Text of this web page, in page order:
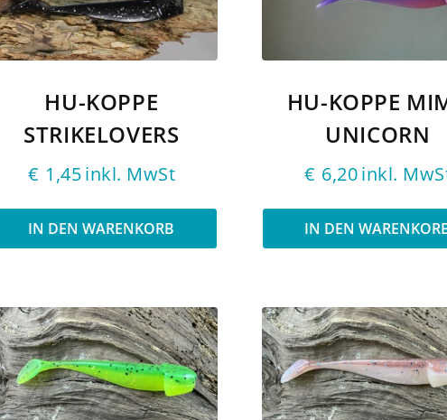
HU-KOPPE
STRIKELOVERS
€ 1,45inkl. MwSt
IN DEN WARENKORB
HU-KOPPE
UNICORN
€ 6,20inkl.
IN DEN